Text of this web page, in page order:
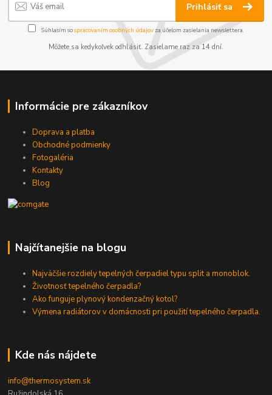
Prihlásiť sa
Súhlasím sospracovaním osobných údajov za účelom zasielania newslettera.
Môžete sa kedykoľvek odhlásiť. Zasielame raz za 14 dní.
Informácie pre zákazníkov
Doprava a platba
Obchodné podmienky
Fotogaléria
Kontakty
Blog
Najčítanejšie na blogu
Najväčšie rozdiely tepelných čerpadiel typu split a monoblok.
Životnosť tepelného čerpadla?
Ako funguje plynový kondenzačný kotol?
Výmena radiátorov v domácnosti pri použití tepelného čerpadla.
Kde nás nájdete
info@thermosystem.sk